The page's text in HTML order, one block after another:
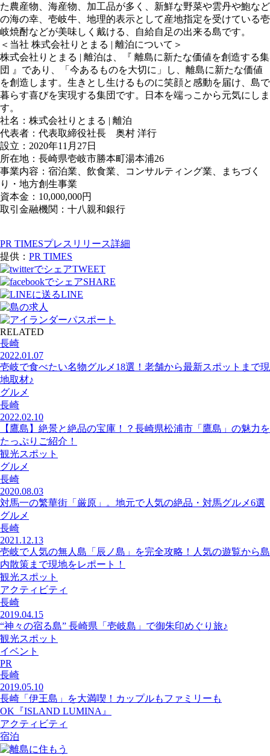
た農産物、海産物、加工品が多く、新鮮な野菜や雲丹や鮑など
の海の幸、壱岐牛、地理的表示として産地指定を受けている壱
岐焼酎などが美味しく戴ける、自給自足の出来る島です。
＜当社 株式会社りとまる | 離泊について＞
株式会社りとまる | 離泊は、『 離島に新たな価値を創造する集
団 』であり、「今あるものを大切に」し、離島に新たな価値
を創造します。生きとし生けるものに笑顔と感動を届け、島で
暮らす喜びを実現する集団です。日本を端っこから元気にしま
す。
社名：株式会社りとまる | 離泊
代表者：代表取締役社長 奥村 洋行
設立：2020年11月27日
所在地：長崎県壱岐市勝本町湯本浦26
事業内容：宿泊業、飲食業、コンサルティング業、まちづく
り・地方創生事業
資本金：10,000,000円
取引金融機関：十八親和銀行
PR TIMESプレスリリース詳細
提供： PR TIMES
TWEET
SHARE
LINE
RELATED
長崎
2022.01.07
壱岐で食べたい名物グルメ18選！老舗から最新スポットまで現
地取材♪
グルメ
長崎
2022.02.10
【鷹島】絶景と絶品の宝庫！？長崎県松浦市「鷹島」の魅力を
たっぷりご紹介！
観光スポット
グルメ
長崎
2020.08.03
対馬一の繁華街「厳原」。地元で人気の絶品・対馬グルメ6選
グルメ
長崎
2021.12.13
壱岐で人気の無人島「辰ノ島」を完全攻略！人気の遊覧から島
内散策まで現地をレポート！
観光スポット
アクティビティ
長崎
2019.04.15
“神々の宿る島” 長崎県「壱岐島」で御朱印めぐり旅♪
観光スポット
イベント
PR
長崎
2019.05.10
長崎「伊王島」を大満喫！カップルもファミリーも
OK『ISLAND LUMINA』
アクティビティ
宿泊